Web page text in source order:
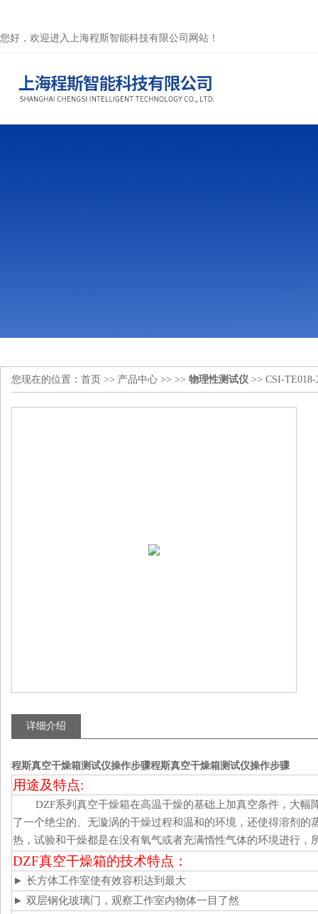
您好，欢迎进入上海程斯智能科技有限公司网站！
您现在的位置： 首页 >> 产品中心 >> >> 物理性测试仪 >> CSI-
详细介绍
程斯真空干燥箱测试仪操作步骤程斯真空干燥箱测试仪操作步骤
用途及特点:
DZF系列真空干燥箱在高温干燥的基础上加真空条件，大
了一个绝尘的、无漩涡的干燥过程和温和的环境，还使得溶剂
热，试验和干燥都是在没有氧气或者充满惰性气体的环境进行，
DZF真空干燥箱的技术特点：
► 长方体工作室使有效容积达到最大
► 双层钢化玻璃门，观察工作室内物体一目了然